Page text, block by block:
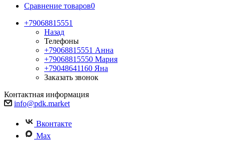
Сравнение товаров0
+79068815551
Назад
Телефоны
+79068815551 Анна
+79068815550 Мария
+79048641160 Яна
Заказать звонок
Контактная информация
info@pdk.market
Вконтакте
Max